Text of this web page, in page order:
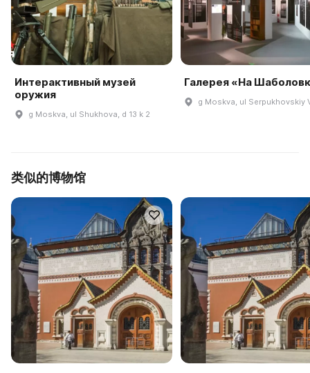
Интерактивный музей
оружия
g Moskva, ul Shukhova, d 13 k 2
Галерея «На
g Moskva, ul Serpukhovskiy
类似的博物馆